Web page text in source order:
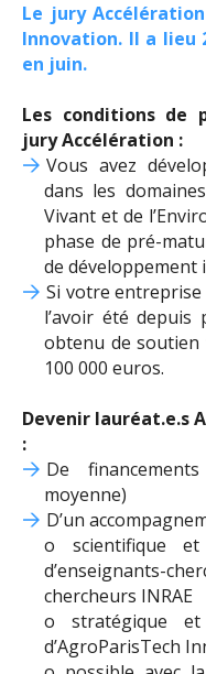
Le jury
Innovation. Il a lieu
en juin.
Les conditions de
jury Accélération :
Vous avez
dans les
Vivant et de
phase de pré-
de développement
Si votre entreprise
l’avoir été
obtenu de soutien
100 000 euros.
Devenir lauréat.e.s
:
De
moyenne)
D’un
o scientifique
d’enseignants-
chercheurs INRAE
o stratégique et
d’AgroParisTech